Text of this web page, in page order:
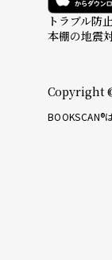
トラブル防
本棚の地震
Copyright
BOOKSCAN®